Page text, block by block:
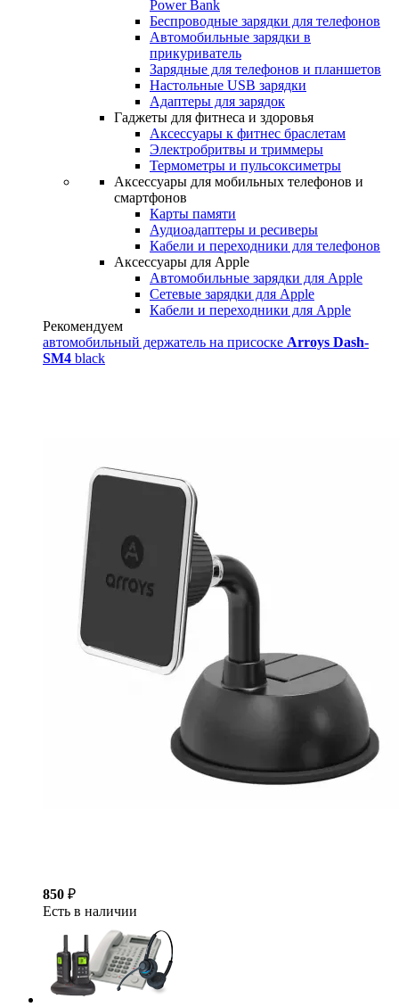
Power Bank
Беспроводные зарядки для телефонов
Автомобильные зарядки в
прикуриватель
Зарядные для телефонов и планшетов
Настольные USB зарядки
Адаптеры для зарядок
Гаджеты для фитнеса и здоровья
Аксессуары к фитнес браслетам
Электробритвы и триммеры
Термометры и пульсоксиметры
Аксессуары для мобильных телефонов и
смартфонов
Карты памяти
Аудиоадаптеры и ресиверы
Кабели и переходники для телефонов
Аксессуары для Apple
Автомобильные зарядки для Apple
Сетевые зарядки для Apple
Кабели и переходники для Apple
Рекомендуем
автомобильный держатель на присоске Arroys Dash-
SM4 black
850 ₽
Есть в наличии